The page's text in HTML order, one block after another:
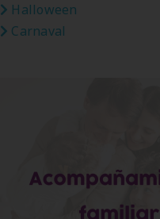
Halloween
Carnaval